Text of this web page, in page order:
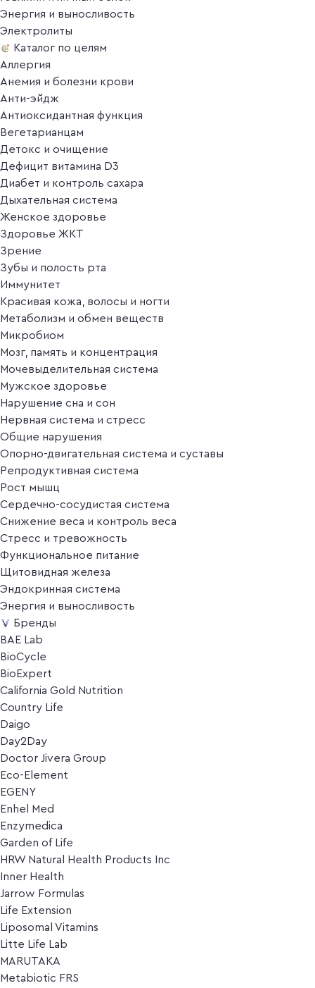
Энергия и выносливость
Электролиты
Каталог по целям
Аллергия
Анемия и болезни крови
Анти-эйдж
Антиоксидантная функция
Вегетарианцам
Детокс и очищение
Дефицит витамина D3
Диабет и контроль сахара
Дыхательная система
Женское здоровье
Здоровье ЖКТ
Зрение
Зубы и полость рта
Иммунитет
Красивая кожа, волосы и ногти
Метаболизм и обмен веществ
Микробиом
Мозг, память и концентрация
Мочевыделительная система
Мужское здоровье
Нарушение сна и сон
Нервная система и стресс
Общие нарушения
Опорно-двигательная система и суставы
Репродуктивная система
Рост мышц
Сердечно-сосудистая система
Снижение веса и контроль веса
Стресс и тревожность
Функциональное питание
Щитовидная железа
Эндокринная система
Энергия и выносливость
Бренды
BAE Lab
BioCycle
BioExpert
California Gold Nutrition
Country Life
Daigo
Day2Day
Doctor Jivera Group
Eco-Element
EGENY
Enhel Med
Enzymedica
Garden of Life
HRW Natural Health Products Inc
Inner Health
Jarrow Formulas
Life Extension
Liposomal Vitamins
Litte Life Lab
MARUTAKA
Metabiotic FRS